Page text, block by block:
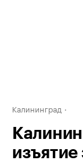
Калининград